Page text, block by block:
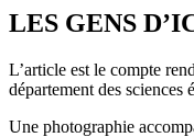
LES GENS
L’article est le compte
département des
Une photographie